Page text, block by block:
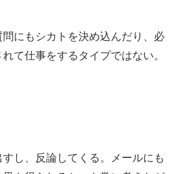
にもシカトを決め込んだり、必
て仕事をするタイプではない。
し、反論してくる。メールにも